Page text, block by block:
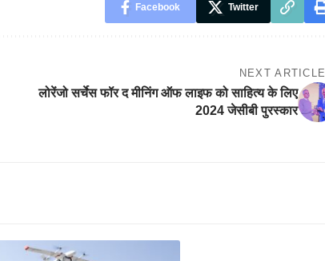
Facebook Twitter
NEXT ARTICLE
लोरेंजो सर्चेस फॉर द मीनिंग ऑफ लाइफ को साहित्य के लिए
2024 जेसीबी पुरस्कार